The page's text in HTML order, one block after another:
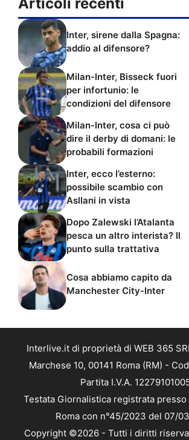
Inter, sirene dalla Spagna:
addio al difensore?
Milan-Inter, Bisseck fuori
per infortunio: le
condizioni del difensore
Milan-Inter, cosa ci può
dire il derby di domani: le
probabili formazioni
Inter, ecco l’esterno:
possibile scambio con
Asllani in vista
Dopo Zalewski l’Atalanta
pesca un altro interista? Il
punto sulla trattativa
Cosa abbiamo capito da
Manchester City-Inter
Interlive.it di proprietà di WEB 365
Marchese 10, 00141 Roma (RM) -
Partita I.V.A.
Testata Giornalistica registrata
Roma con n°45/2023 del 07/
Copyright ©2026 - Tutti i diritti